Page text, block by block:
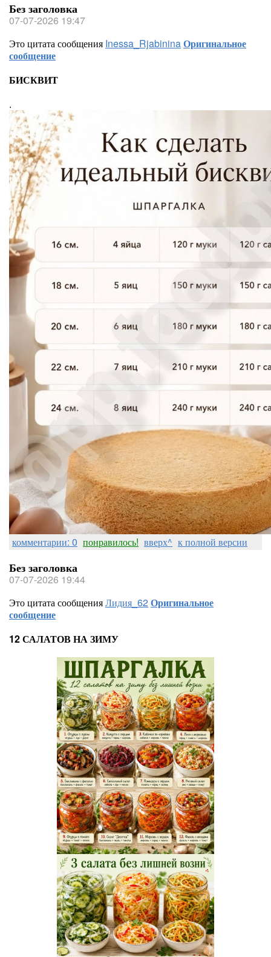
Без заголовка
07-07-2026 19:47
Это цитата сообщения Inessa_RjabininaОригинальное
сообщение
БИСКВИТ
.
комментарии: 0 понравилось! вверх^ к полной версии
Без заголовка
07-07-2026 19:44
Это цитата сообщенияЛидия_62Оригинальное
сообщение
12 САЛАТОВ НА ЗИМУ